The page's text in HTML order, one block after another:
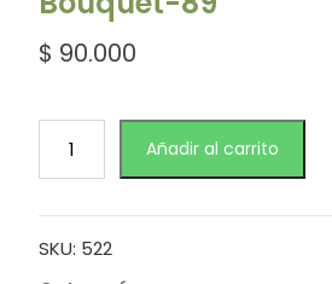
$ 90.000
Añadir al carrito
SKU: 522